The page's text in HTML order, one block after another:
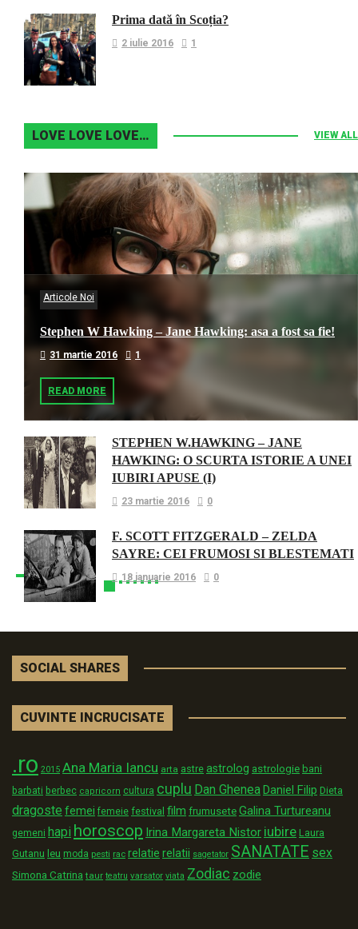
Prima dată în Scoția?
2 iulie 2016 1
LOVE LOVE LOVE… VIEW ALL
Articole Noi
Stephen W Hawking – Jane Hawking: asa a fost sa fie!
31 martie 2016 1
READ MORE
STEPHEN W.HAWKING – JANE
HAWKING: O SCURTA ISTORIE A UNEI
IUBIRI APUSE (I)
23 martie 2016 0
F. SCOTT FITZGERALD – ZELDA
SAYRE: CEI FRUMOSI SI BLESTEMATI
18 ianuarie 2016 0
SOCIAL SHARES
CUVINTE INCRUCISATE
.ro 2015 Ana Maria Iancu arta astre astrolog astrologie bani
barbati berbec capricorn cultura cuplu Dan GheneaDaniel Filip Dieta
dragoste femei femeie festival film frumusete Galina Turtureanu
gemeni hapi horoscop Irina Margareta Nistor iubire Laura
Gutanu leu moda pesti rac relatie relatii sagetator SANATATE sex
Simona Catrina taur teatru varsator viata Zodiac zodie